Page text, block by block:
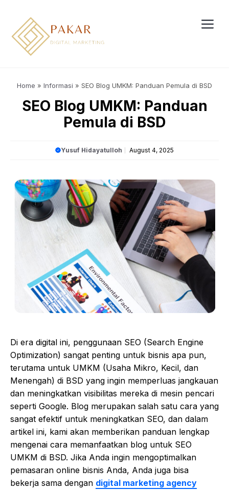
content
Home » Informasi » SEO Blog UMKM: Panduan Pemula di BSD
SEO Blog UMKM: Panduan
Pemula di BSD
Yusuf Hidayatulloh August 4, 2025
Di era digital ini, penggunaan SEO (Search Engine
Optimization) sangat penting untuk bisnis apa pun,
terutama untuk UMKM (Usaha Mikro, Kecil, dan
Menengah) di BSD yang ingin memperluas jangkauan
dan meningkatkan visibilitas mereka di mesin pencari
seperti Google. Blog merupakan salah satu cara yang
sangat efektif untuk meningkatkan SEO, dan dalam
artikel ini, kami akan memberikan panduan lengkap
mengenai cara memanfaatkan blog untuk SEO
UMKM di BSD. Jika Anda ingin mengoptimalkan
pemasaran online bisnis Anda, Anda juga bisa
bekerja sama dengan digital marketing agency